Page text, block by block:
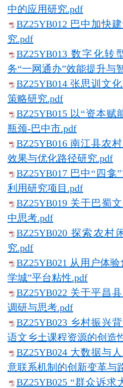
中的应用研究.pdf
BZ25YB012 巴中加快
究.pdf
BZ25YB013 数字化
务“一网通办”效能提升与
BZ25YB014 张思训文
策略研究.pdf
BZ25YB015 以“资本
瓶颈-巴中市.pdf
BZ25YB016 南江县农
效果与优化路径研究.pdf
BZ25YB017 巴中“四
利用研究项目.pdf
BZ25YB019 关于巴蜀
中思考.pdf
BZ25YB020 探索农
究.pdf
BZ25YB021 从用户体
学城”平台粘性.pdf
BZ25YB022 关于平昌
调研与思考.pdf
BZ25YB023 乡村振兴
语文乡土课程资源的创造
BZ25YB024 大数据与
意联系机制的创新变革与
BZ25YB025 “群众诉